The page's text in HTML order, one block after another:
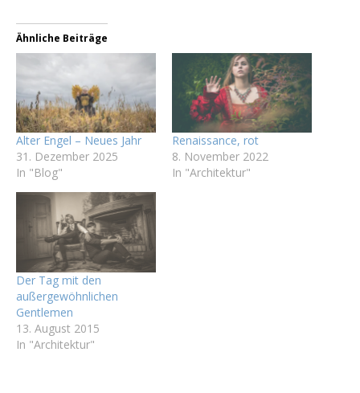
Ähnliche Beiträge
Alter Engel – Neues Jahr
31. Dezember 2025
In "Blog"
Renaissance, rot
8. November 2022
In "Architektur"
Der Tag mit den
außergewöhnlichen
Gentlemen
13. August 2015
In "Architektur"